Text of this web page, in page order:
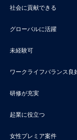
社会に貢献できる
グローバルに活躍
未経験可
ワークライフバランス良
研修が充実
起業に役立つ
女性プレミア案件